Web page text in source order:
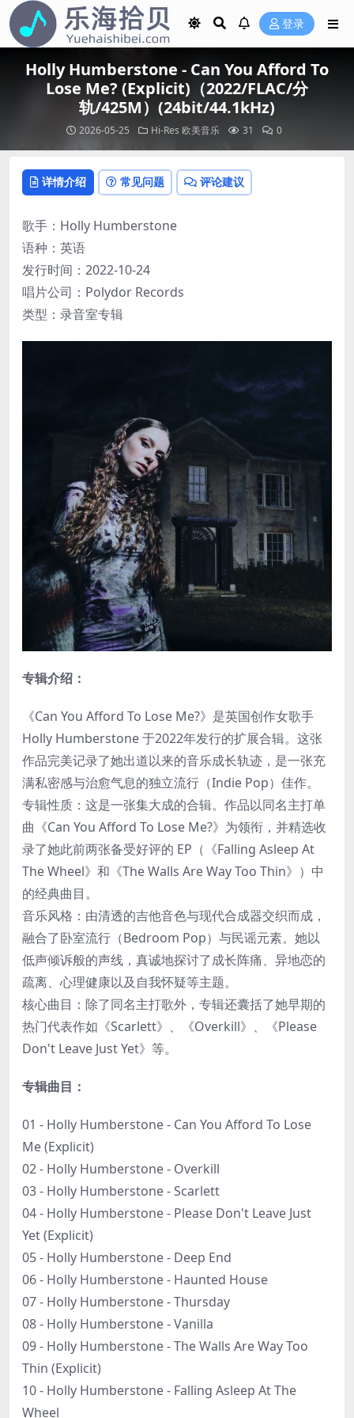
登录
Holly Humberstone - Can You Afford To
Lose Me? (Explicit)（2022/FLAC/分
轨/425M）(24bit/44.1kHz)
2026-05-25 Hi-Res 欧美音乐 31 0
详情介绍 常见问题 评论建议
歌手：Holly Humberstone
语种：英语
发行时间：2022-10-24
唱片公司：Polydor Records
类型：录音室专辑
专辑介绍：
《Can You Afford To Lose Me?》是英国创作女歌手
Holly Humberstone 于2022年发行的扩展合辑。这张
作品完美记录了她出道以来的音乐成长轨迹，是一张充
满私密感与治愈气息的独立流行（Indie Pop）佳作。
专辑性质：这是一张集大成的合辑。作品以同名主打单
曲《Can You Afford To Lose Me?》为领衔，并精选收
录了她此前两张备受好评的 EP（《Falling Asleep At
The Wheel》和《The Walls Are Way Too Thin》）中
的经典曲目。
音乐风格：由清透的吉他音色与现代合成器交织而成，
融合了卧室流行（Bedroom Pop）与民谣元素。她以
低声倾诉般的声线，真诚地探讨了成长阵痛、异地恋的
疏离、心理健康以及自我怀疑等主题。
核心曲目：除了同名主打歌外，专辑还囊括了她早期的
热门代表作如《Scarlett》、《Overkill》、《Please
Don't Leave Just Yet》等。
专辑曲目：
01 - Holly Humberstone - Can You Afford To Lose
Me (Explicit)
02 - Holly Humberstone - Overkill
03 - Holly Humberstone - Scarlett
04 - Holly Humberstone - Please Don't Leave Just
Yet (Explicit)
05 - Holly Humberstone - Deep End
06 - Holly Humberstone - Haunted House
07 - Holly Humberstone - Thursday
08 - Holly Humberstone - Vanilla
09 - Holly Humberstone - The Walls Are Way Too
Thin (Explicit)
10 - Holly Humberstone - Falling Asleep At The
Wheel